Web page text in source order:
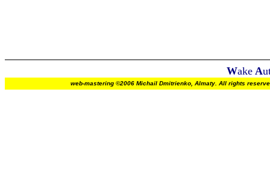
WakeA
web-mastering ©2006 Michail Dmitrienko, Almaty. All rights